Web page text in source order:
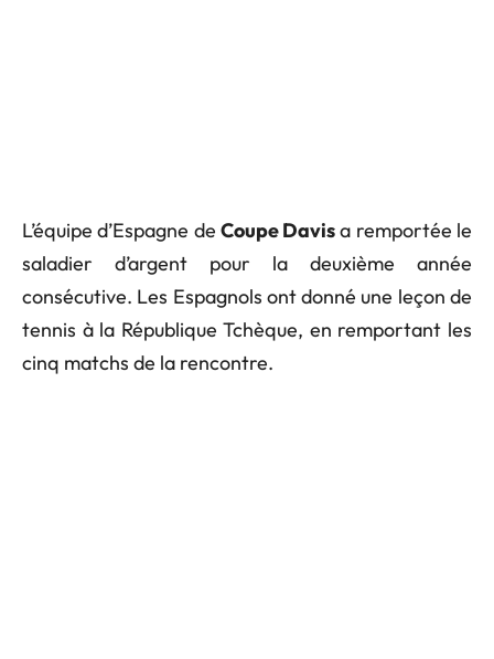
L’équipe d’Espagne de Coupe Davisa remportée le
saladier d’argent pour la deuxième année
consécutive. Les Espagnols ont donné une leçon de
tennis à la République Tchèque, en remportant les
cinq matchs de la rencontre.